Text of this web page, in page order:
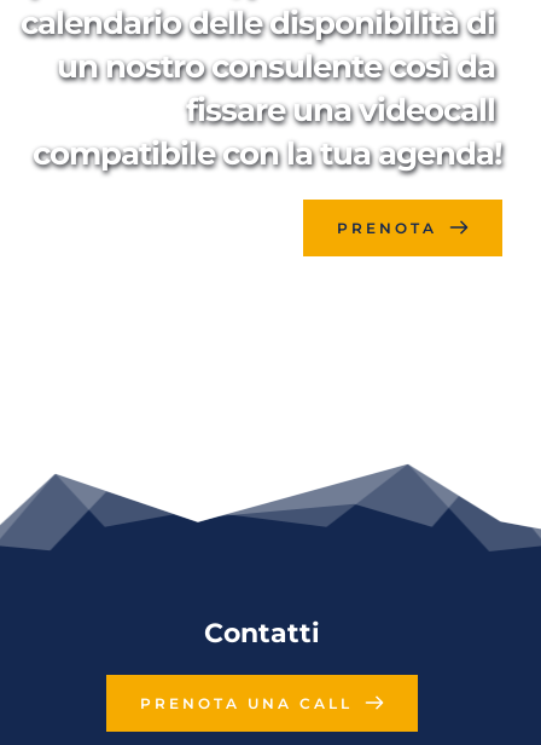
calendario delle disponibilità di
un nostro consulente così da
fissare una videocall
compatibile con la tua agenda!
PRENOTA
Contatti
PRENOTA UNA CALL